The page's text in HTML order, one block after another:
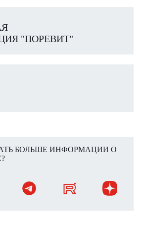
"ПОРЕВИТ"
БОЛЬШЕ ИНФОРМАЦИИ О